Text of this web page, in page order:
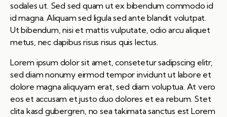
sodales ut. Sed sed quam ut ex bibendum commodo id
id magna. Aliquam sed ligula sed ante blandit volutpat.
Ut bibendum, nisi et mattis vulputate, odio arcu aliquet
metus, nec dapibus risus risus quis lectus.
Lorem ipsum dolor sit amet, consetetur sadipscing elitr,
sed diam nonumy eirmod tempor invidunt ut labore et
dolore magna aliquyam erat, sed diam voluptua. At vero
eos et accusam et justo duo dolores et ea rebum. Stet
clita kasd gubergren, no sea takimata sanctus est Lorem